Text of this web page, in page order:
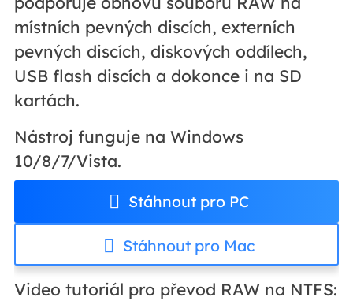
místních pevných discích, externích
pevných discích, diskových oddílech,
USB flash discích a dokonce i na SD
kartách.
Nástroj funguje na Windows
10/8/7/Vista.
Stáhnout pro PC
Stáhnout pro Mac
Video tutoriál pro převod RAW na NTFS: